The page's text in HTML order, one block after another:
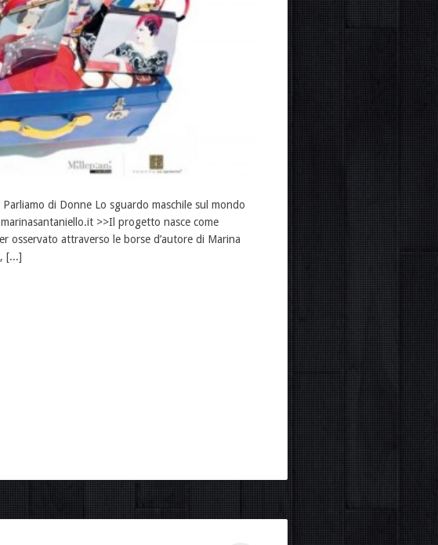
di Donne Lo sguardo maschile sul mondo
>>Il progetto nasce come
osservato attraverso le borse d’autore di Marina
[...]